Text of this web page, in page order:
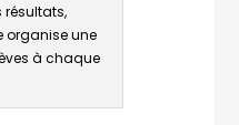
résultats,
organise une
à chaque